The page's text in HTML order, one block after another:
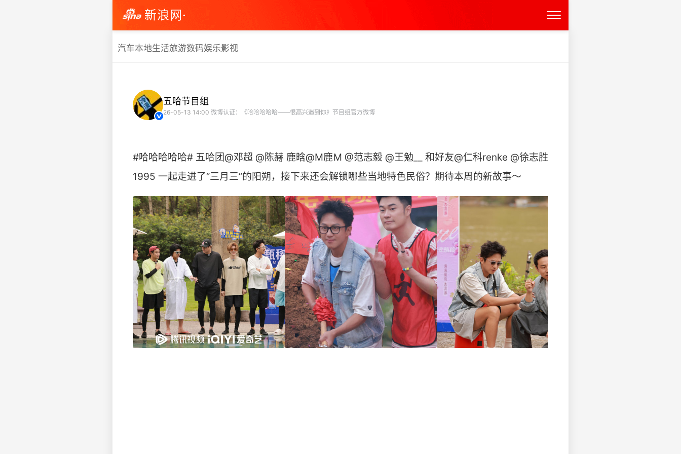
新浪网·
汽车本地生活旅游数码娱乐影视
五哈节目组
26-05-13 14:00 微博认证：《哈哈哈哈哈——很高兴遇到你》节目组官方微博
#哈哈哈哈哈# 五哈团@邓超 @陈赫 鹿晗@M鹿M @范志毅 @王勉__ 和好友@仁科renke @徐志胜
1995 一起走进了“三月三”的阳朔，接下来还会解锁哪些当地特色民俗？期待本周的新故事～ ​